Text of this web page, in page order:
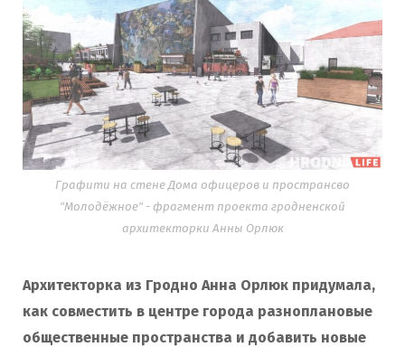
Графити на стене Дома офицеров и пространсво
"Молодёжное" - фрагмент проекта гродненской
архитекторки Анны Орлюк
Архитекторка из Гродно Анна Орлюк придумала,
как совместить в центре города разноплановые
общественные пространства и добавить новые